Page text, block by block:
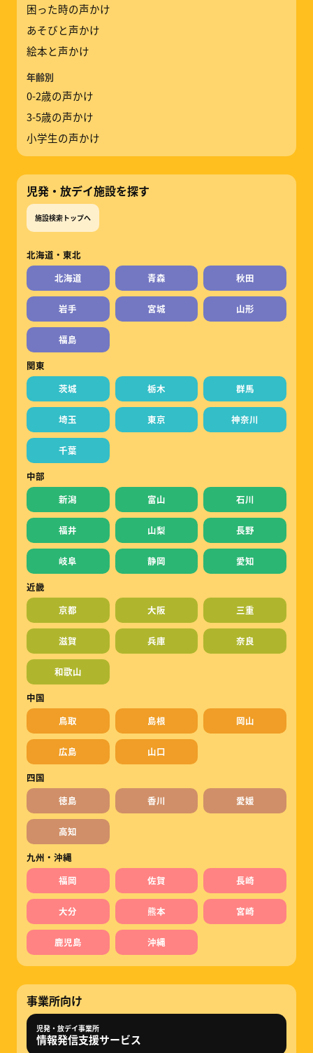
困った時の声かけ
あそびと声かけ
絵本と声かけ
年齢別
0-2歳の声かけ
3-5歳の声かけ
小学生の声かけ
児発・放デイ施設を探す
施設検索トップへ
北海道・東北
北海道
青森 秋田
岩手 宮城 山形
福島
関東
茨城
栃木 群馬
埼玉 東京 神奈川
千葉
中部
新潟
富山 石川
福井 山梨 長野
岐阜 静岡
愛知
近畿
京都
大阪 三重
滋賀 兵庫 奈良
和歌山
中国
鳥取
島根 岡山
広島
山口
四国
徳島
香川 愛媛
高知
九州・沖縄
福岡
佐賀 長崎
大分 熊本 宮崎
鹿児島 沖縄
事業所向け
児発・放デイ事業所
情報発信支援サービス